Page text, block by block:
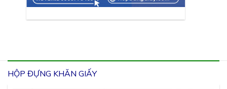
HỘP ĐỰNG KHĂN GIẤY